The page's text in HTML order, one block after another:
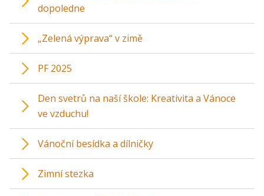
dopoledne
„Zelená výprava“ v zimě
PF 2025
Den svetrů na naší škole: Kreativita a Vánoce
ve vzduchu!
Vánoční besídka a dílničky
Zimní stezka